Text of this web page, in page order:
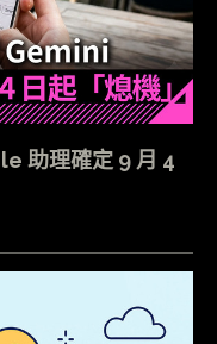
助理確定 9 月 4